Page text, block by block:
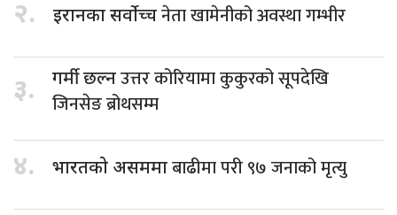
२. इरानका सर्वोच्चनेता खामेनीको अवस्था गम्भीर
३. गर्मी छल्नउत्तर कोरियामा कुकुरको सूपदेखि
जिनसेङ ब्रोथसम्म
४. भारतको असममाबाढीमा परी ९७ जनाको मृत्यु